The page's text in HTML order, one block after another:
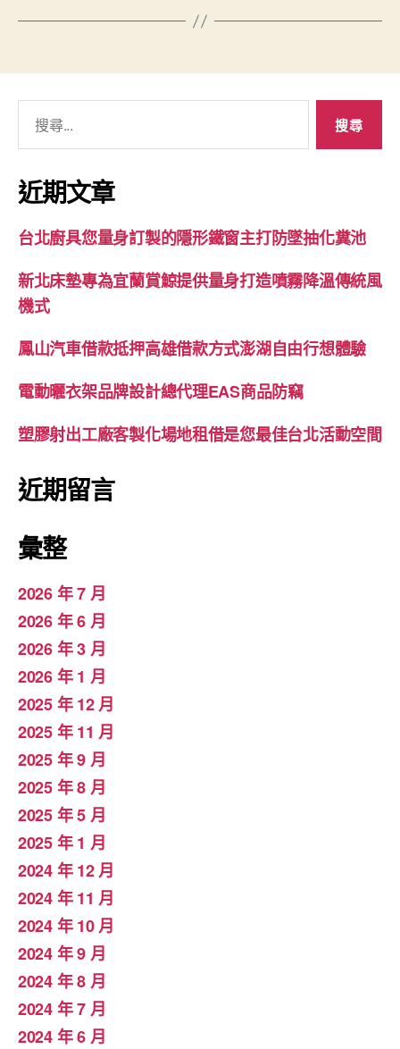
關
鍵
字:
近期文章
台北廚具您量身訂製的隱形鐵窗主打防墜抽化糞池
新北床墊專為宜蘭賞鯨提供量身打造噴霧降溫傳統風
機式
鳳山汽車借款抵押高雄借款方式澎湖自由行想體驗
電動曬衣架品牌設計總代理EAS商品防竊
塑膠射出工廠客製化場地租借是您最佳台北活動空間
近期留言
彙整
2026 年 7 月
2026 年 6 月
2026 年 3 月
2026 年 1 月
2025 年 12 月
2025 年 11 月
2025 年 9 月
2025 年 8 月
2025 年 5 月
2025 年 1 月
2024 年 12 月
2024 年 11 月
2024 年 10 月
2024 年 9 月
2024 年 8 月
2024 年 7 月
2024 年 6 月